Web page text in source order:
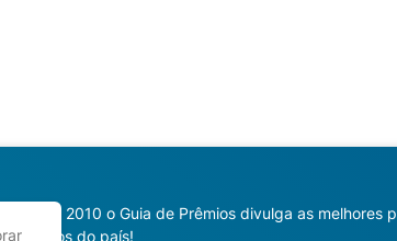
Desde 2010 o Guia de Prêmios divulga as
prêmios do país!